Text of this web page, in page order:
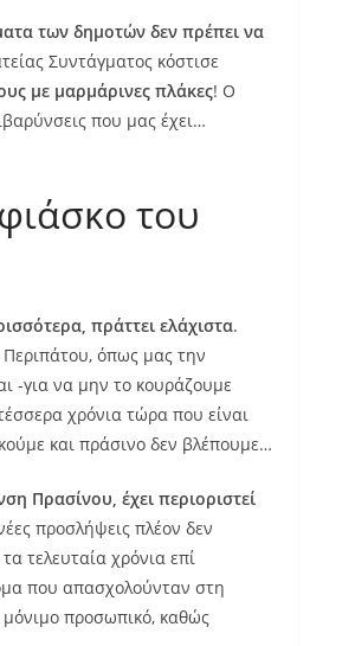
των δημοτών δεν πρέπει να
Συντάγματος κόστισε
με μαρμάρινες πλάκες! Ο
που μας έχει…
του
πράττει ελάχιστα.
όπως μας την
-για να μην το κουράζουμε
χρόνια τώρα που είναι
και πράσινο δεν βλέπουμε…
Πρασίνου, έχει περιοριστεί
προσλήψεις πλέον δεν
τελευταία χρόνια επί
που απασχολούνταν στη
προσωπικό, καθώς